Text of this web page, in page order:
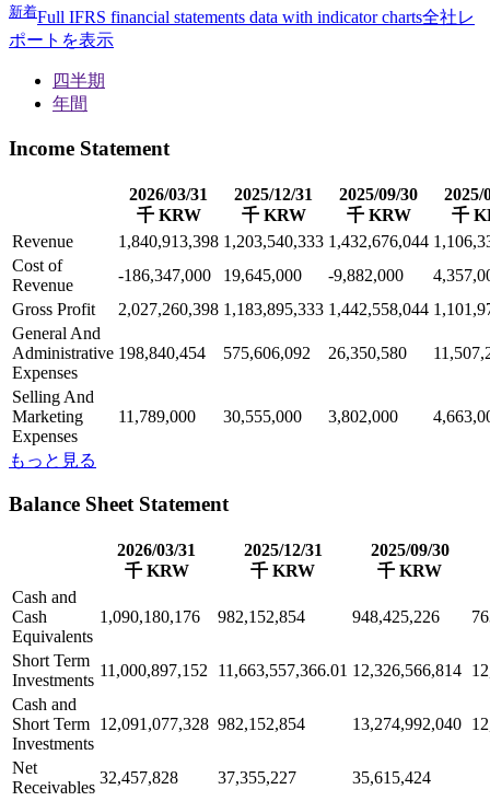
新着Full IFRS financial statements data with indicator charts全社レ
ポートを表示
四半期
年間
Income Statement
2026/03/31
千 KRW
2025/12/31
千 KRW
2025/09/30
千 KRW
2025/
千
Revenue
1,840,913,398 1,203,540,333 1,432,676,044
Cost of
Revenue
-186,347,000 19,645,000 -9,882,000
Gross Profit
2,027,260,398 1,183,895,333 1,442,558,044
General And
Administrative
Expenses
198,840,454 575,606,092 26,350,580
Selling And
Marketing
Expenses
11,789,000 30,555,000 3,802,000
もっと見る
Balance Sheet Statement
2026/03/31
千 KRW
2025/12/31
千 KRW
2025/09/30
千 KRW
Cash and
Cash
Equivalents
1,090,180,176 982,152,854 948,425,226
Short Term
Investments
11,000,897,152 11,663,557,366.01 12,326,566,814
Cash and
Short Term
Investments
12,091,077,328 982,152,854 13,274,992,040
Net
Receivables
32,457,828 37,355,227
35,615,424